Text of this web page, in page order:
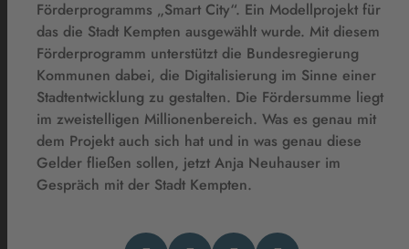
Förderprogramms „Smart City“. Ein Modellprojekt für
das die Stadt Kempten ausgewählt wurde. Mit diesem
Förderprogramm unterstützt die Bundesregierung
Kommunen dabei, die Digitalisierung im Sinne einer
Stadtentwicklung zu gestalten. Die Fördersumme liegt
im zweistelligen Millionenbereich. Was es genau mit
dem Projekt auch sich hat und in was genau diese
Gelder fließen sollen, jetzt Anja Neuhauser im
Gespräch mit der Stadt Kempten.